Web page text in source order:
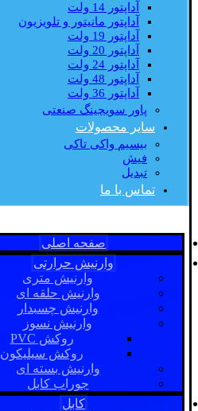
آداپتور 14 ولت
آداپتور مانیتور و تلویزیون
آداپتور 19 ولت
آداپتور 20 ولت
آداپتور 24 ولت
آداپتور 48 ولت
آداپتور 36 ولت
پاور سویچینگ صنعتی
سایر محصولات
بیسیم واکی تاکی
فیش
تبدیل
تماس با ما
صفحه اصلی
وارنیش حرارتی
وارنیش متری
وارنیش حلقه ای
وارنیش چسبدار
وارنیش نسوز
روکش PVC
روکش سیلیکون
وارنیش بسته ای
جوراب کابل
کابل